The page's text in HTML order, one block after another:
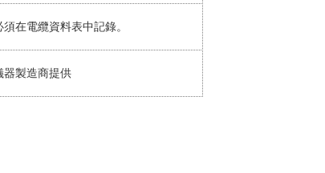
須在電纜資料表中記錄。
器製造商提供